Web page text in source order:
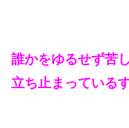
誰かをゆるせず苦
立ち止まっている